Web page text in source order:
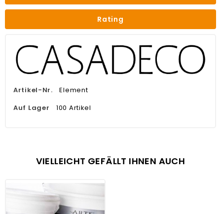
Rating
Artikel-Nr.
Element
Auf Lager
100 Artikel
VIELLEICHT GEFÄLLT IHNEN AUCH